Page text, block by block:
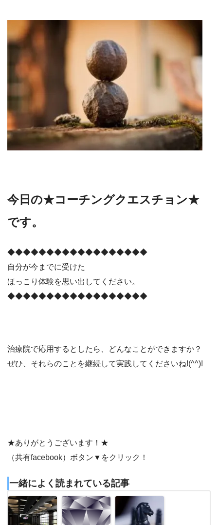
今日の★コーチングクエスチョン★
です。
◆◆◆◆◆◆◆◆◆◆◆◆◆◆◆◆◆◆
自分が今までに受けた
ほっこり体験を思い出してください。
◆◆◆◆◆◆◆◆◆◆◆◆◆◆◆◆◆◆
治療院で応用するとしたら、どんなことができますか？
ぜひ、それらのことを継続して実践してくださいね!(^^)!
★ありがとうございます！★
（共有facebook）ボタン▼をクリック！
一緒によく読まれている記事